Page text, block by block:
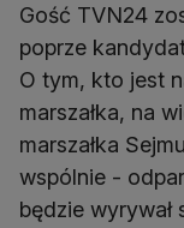
Gość TVN24
poprze
O tym, kto jest
marszałka, na
marszałka
wspólnie -
będzie